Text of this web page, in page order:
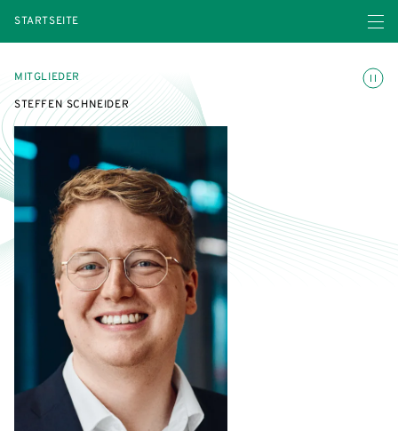
STARTSEITE Menü
MITGLIEDER
STEFFEN SCHNEIDER